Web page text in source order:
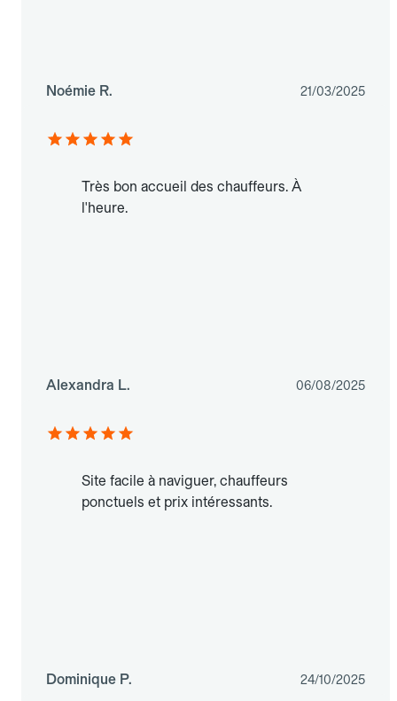
Noémie R. 21/03/2025
Très bon accueil des chauffeurs. À
l'heure.
Alexandra L. 06/08/2025
Site facile à naviguer, chauffeurs
ponctuels et prix intéressants.
Dominique P. 24/10/2025